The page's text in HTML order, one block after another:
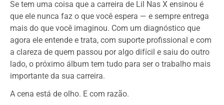
Se tem uma coisa que a carreira de Lil Nas X ensinou é
que ele nunca faz o que você espera — e sempre entrega
mais do que você imaginou. Com um diagnóstico que
agora ele entende e trata, com suporte profissional e com
a clareza de quem passou por algo difícil e saiu do outro
lado, o próximo álbum tem tudo para ser o trabalho mais
importante da sua carreira.
A cena está de olho. E com razão.